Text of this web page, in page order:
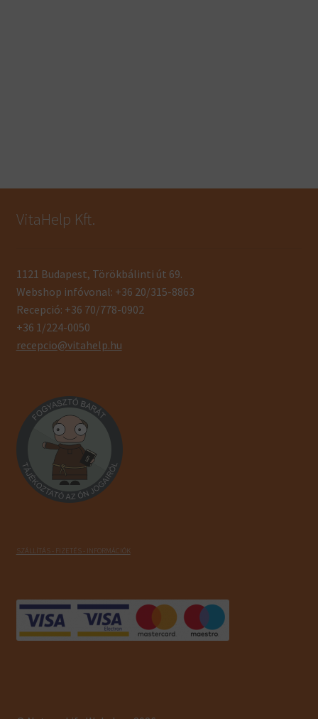
VitaHelp Kft.
1121 Budapest, Törökbálinti út 69.
Webshop infóvonal: +36 20/315-8863
Recepció: +36 70/778-0902
+36 1/224-0050
recepcio@vitahelp.hu
SZÁLLÍTÁS - FIZETÉS - INFORMÁCIÓK